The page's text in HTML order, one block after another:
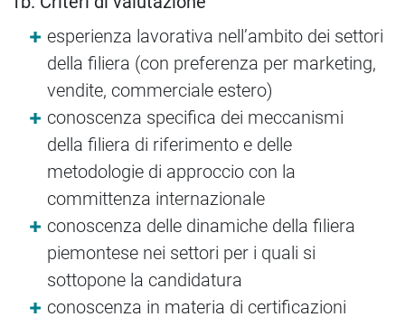
esperienza lavorativa nell’ambito dei settori
della filiera (con preferenza per marketing,
vendite, commerciale estero)
conoscenza specifica dei meccanismi
della filiera di riferimento e delle
metodologie di approccio con la
committenza internazionale
conoscenza delle dinamiche della filiera
piemontese nei settori per i quali si
sottopone la candidatura
conoscenza in materia di certificazioni